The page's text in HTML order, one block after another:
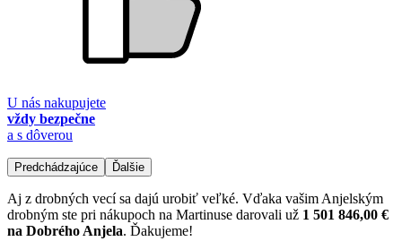
U nás nakupujete
vždy bezpečne
a s dôverou
Predchádzajúce Ďalšie
Aj z drobných vecí sa dajú urobiť veľké. Vďaka vašim Anjelským
drobným ste pri nákupoch na Martinuse darovali už 1 501 846,00 €
na Dobrého Anjela. Ďakujeme!